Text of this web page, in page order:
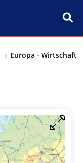
Europa - Wirtschaft